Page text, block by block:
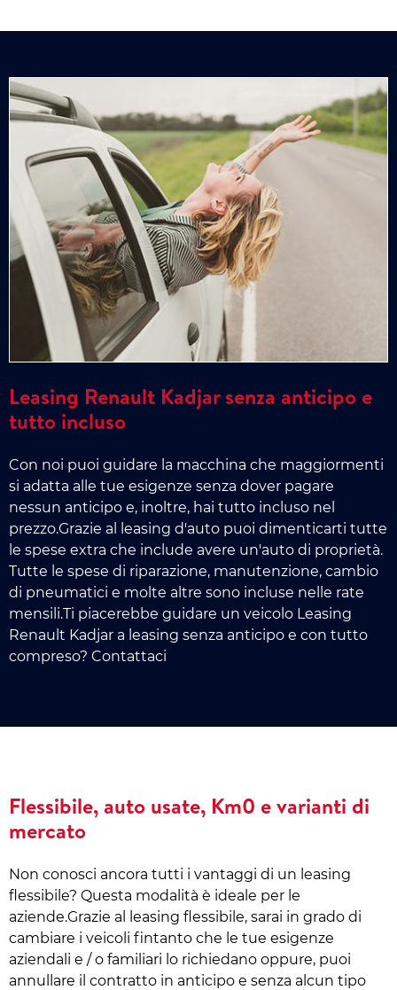
Leasing Renault Kadjar senza anticipo e
tutto incluso
Con noi puoi guidare la macchina che maggiormenti
si adatta alle tue esigenze senza dover pagare
nessun anticipo e, inoltre, hai tutto incluso nel
prezzo.Grazie al leasing d'auto puoi dimenticarti tutte
le spese extra che include avere un'auto di proprietà.
Tutte le spese di riparazione, manutenzione, cambio
di pneumatici e molte altre sono incluse nelle rate
mensili.Ti piacerebbe guidare un veicolo Leasing
Renault Kadjar a leasing senza anticipo e con tutto
compreso? Contattaci
Flessibile, auto usate, Km0 e varianti di
mercato
Non conosci ancora tutti i vantaggi di un leasing
flessibile? Questa modalità è ideale per le
aziende.Grazie al leasing flessibile, sarai in grado di
cambiare i veicoli fintanto che le tue esigenze
aziendali e / o familiari lo richiedano oppure, puoi
annullare il contratto in anticipo e senza alcun tipo